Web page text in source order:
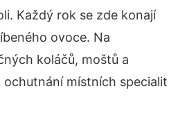
Každý rok se zde konají
ovoce. Na
koláčů, moštů a
místních specialit